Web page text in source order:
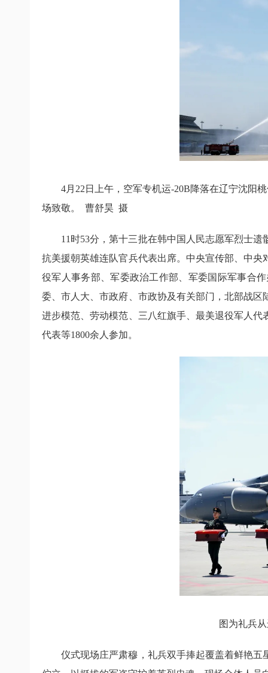
4月22日上午，空军专机运-20B降落在辽宁沈阳
场致敬。 曹舒昊 摄
11时53分，第十三批在韩中国人民志愿军烈士
抗美援朝英雄连队官兵代表出席。中央宣传部、中
役军人事务部、军委政治工作部、军委国际军事合
委、市人大、市政府、市政协及有关部门，北部战
进步模范、劳动模范、三八红旗手、最美退役军人
代表等1800余人参加。
图为礼兵
仪式现场庄严肃穆，礼兵双手捧起覆盖着鲜艳